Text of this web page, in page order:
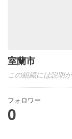
室蘭市
この組織には説明
フォロワー
0